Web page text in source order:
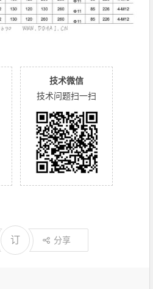
技术微信
技术问题扫一扫
订 分享